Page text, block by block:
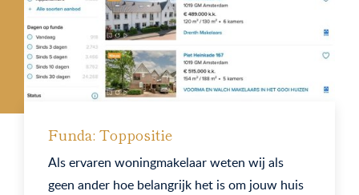
Funda: Toppositie
Als ervaren woningmakelaar weten wij als
geen ander hoe belangrijk het is om jouw huis